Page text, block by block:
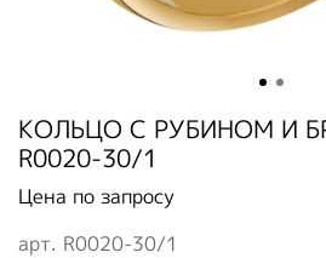
арт. R0020-30/1
КОЛЬЦО С РУБИНОМ И
R0020-30/1
Цена по запросу